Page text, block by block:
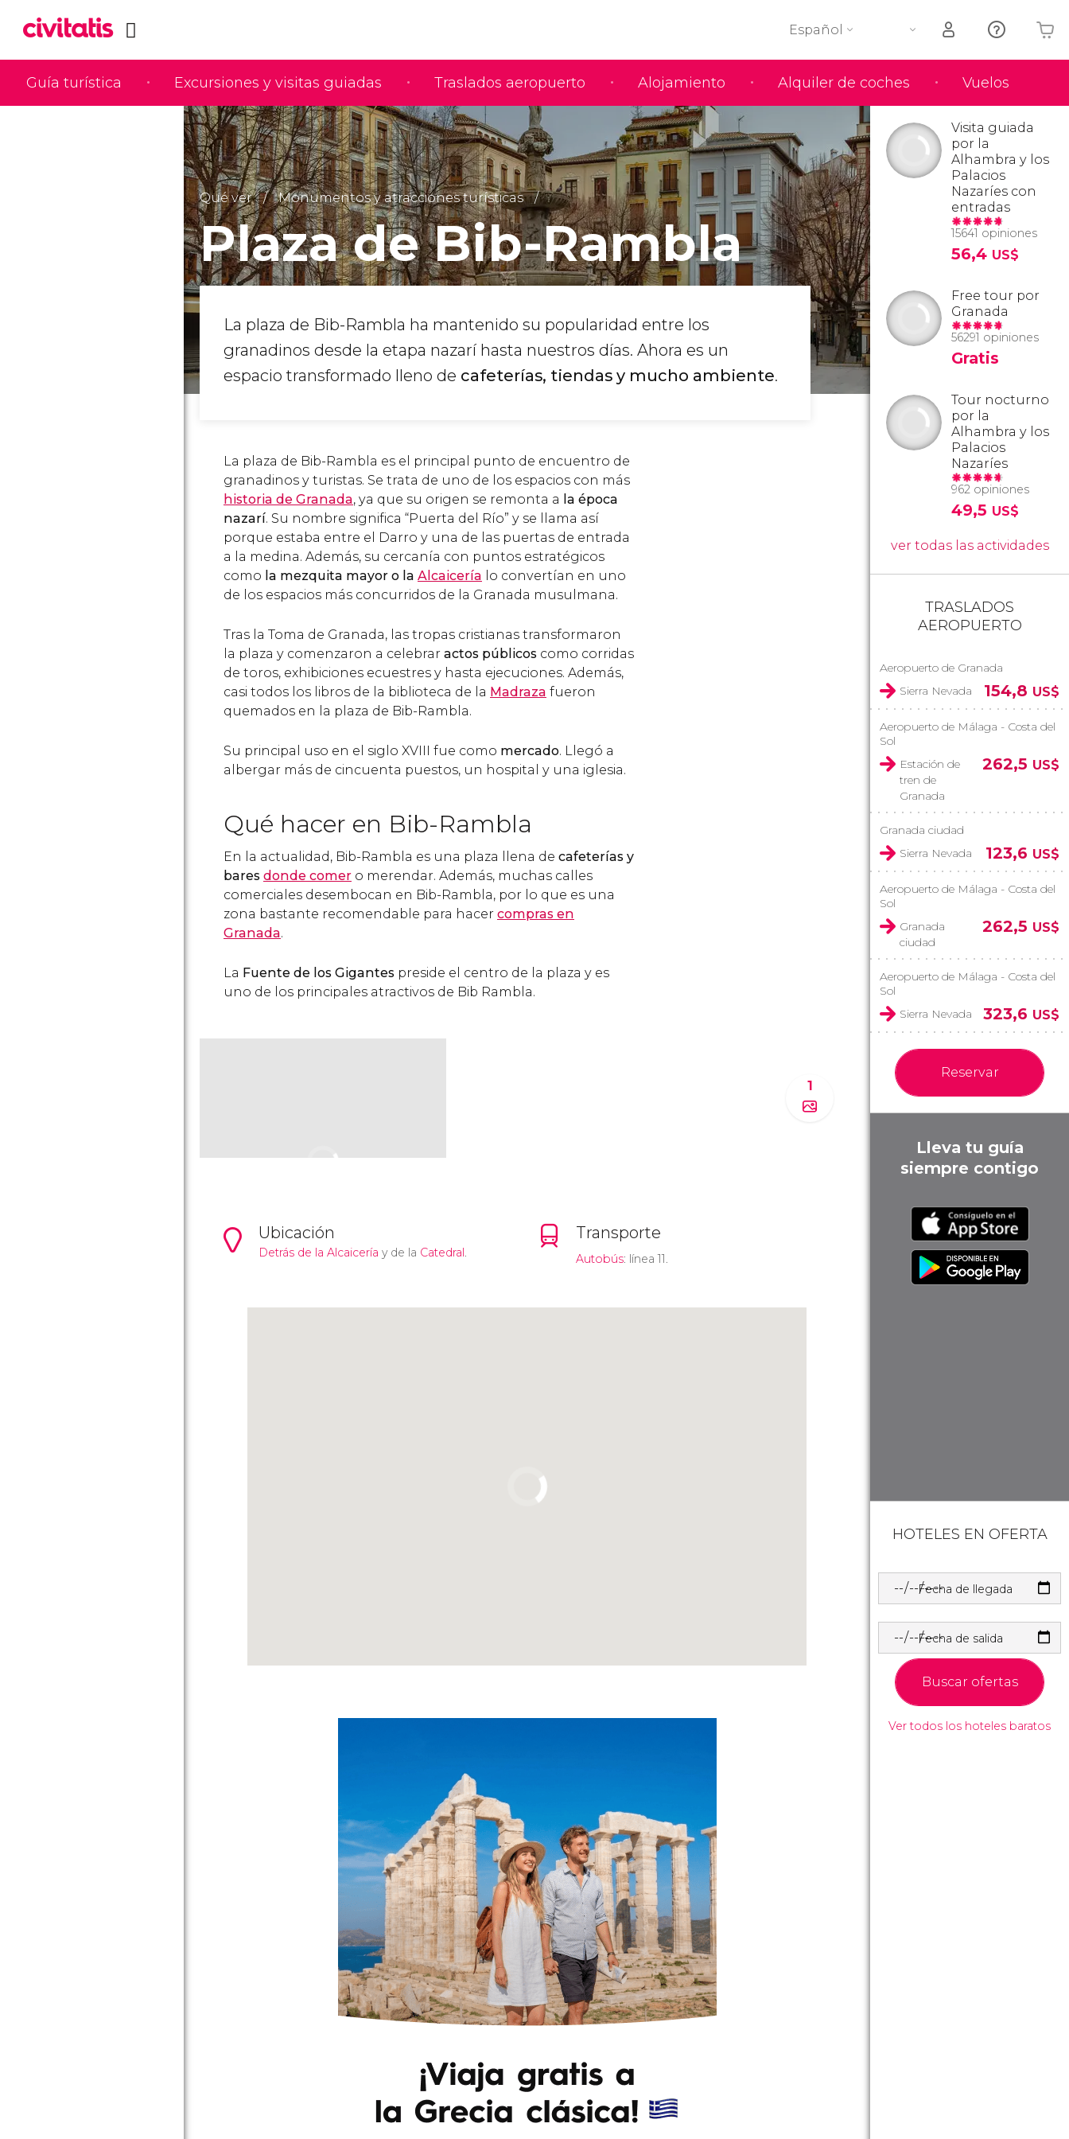
Guía turística Excursiones y visitas guiadas Traslados aeropuerto Alojamiento Alquiler de coches Vuelos
Español
Tu carrito está vacío
Qué ver Monumentos y atracciones turísticas
Plaza de Bib-Rambla
La plaza de Bib-Rambla ha mantenido su popularidad entre los
granadinos desde la etapa nazarí hasta nuestros días. Ahora es un
espacio transformado lleno de cafeterías, tiendas y mucho ambiente.
La plaza de Bib-Rambla es el principal punto de encuentro de
granadinos y turistas. Se trata de uno de los espacios con más
historia de Granada, ya que su origen se remonta a la época
nazarí. Su nombre significa “Puerta del Río” y se llama así
porque estaba entre el Darro y una de las puertas de entrada
a la medina. Además, su cercanía con puntos estratégicos
como la mezquita mayor o la Alcaicería lo convertían en uno
de los espacios más concurridos de la Granada musulmana.
Tras la Toma de Granada, las tropas cristianas transformaron
la plaza y comenzaron a celebrar actos públicos como corridas
de toros, exhibiciones ecuestres y hasta ejecuciones. Además,
casi todos los libros de la biblioteca de la Madraza fueron
quemados en la plaza de Bib-Rambla.
Su principal uso en el siglo XVIII fue como mercado. Llegó a
albergar más de cincuenta puestos, un hospital y una iglesia.
Qué hacer en Bib-Rambla
En la actualidad, Bib-Rambla es una plaza llena de cafeterías y
bares donde comer o merendar. Además, muchas calles
comerciales desembocan en Bib-Rambla, por lo que es una
zona bastante recomendable para hacer compras en
Granada.
La Fuente de los Gigantes preside el centro de la plaza y es
uno de los principales atractivos de Bib Rambla.
1
Ubicación
Detrás de la Alcaicería y de la Catedral.
Transporte
Autobús: línea 11.
Visita guiada
por la
Alhambra y los
Palacios
Nazaríes con
entradas
15641 opiniones
56,4 US$
Free tour por
Granada
56291 opiniones
Gratis
Tour nocturno
por la
Alhambra y los
Palacios
Nazaríes
962 opiniones
49,5 US$
ver todas las actividades
TRASLADOS
AEROPUERTO
Aeropuerto de Granada
Sierra Nevada
154,8 US$
Aeropuerto de Málaga - Costa del
Sol
Estación de
tren de
Granada
262,5 US$
Granada ciudad
Sierra Nevada
123,6 US$
Aeropuerto de Málaga - Costa del
Sol
Granada
ciudad
262,5 US$
Aeropuerto de Málaga - Costa del
Sol
Sierra Nevada
323,6 US$
Reservar
Lleva tu guía
siempre contigo
HOTELES EN OFERTA
Fecha de llegada
Fecha de salida
Buscar ofertas
Ver todos los hoteles baratos